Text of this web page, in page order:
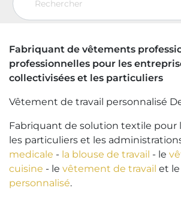
Fabriquant de vêtements
professionnelles pour les
collectivisées et les particuliers
Vêtement de travail personnalisé
Fabriquant de solution textile pour
les particuliers et les
medicale - la blouse de travail - le
cuisine - le vêtement de travail et le
personnalisé.